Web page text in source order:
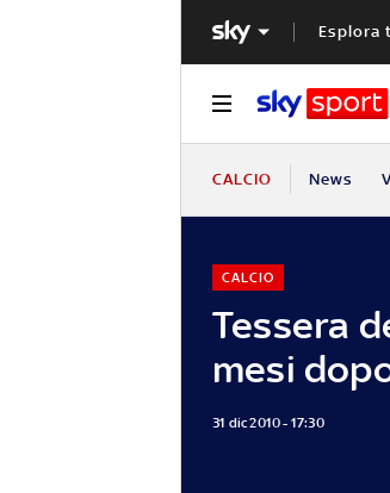
Esplora
CALCIO News
Tessera
mesi
CALCIO
31 dic 2010 - 17:30